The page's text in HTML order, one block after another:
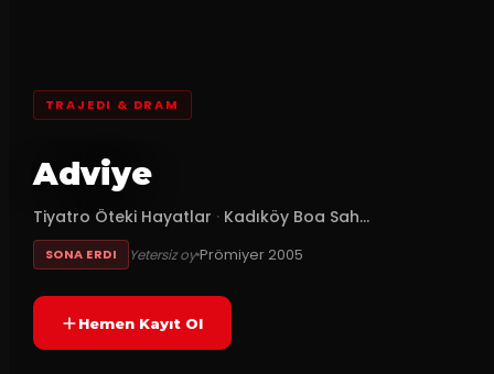
TRAJEDI & DRAM
Adviye
Tiyatro Öteki Hayatlar · Kadıköy Boa Sah...
SONA ERDI Yetersiz oyPrömiyer 2005
Hemen Kayıt Ol